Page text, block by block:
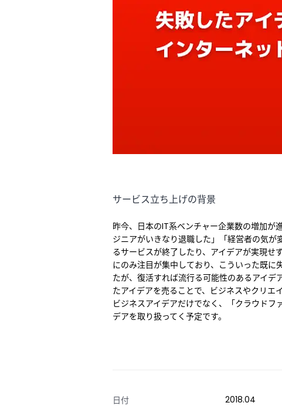
サービス立ち上げの背景
昨今、日本のIT系ベンチャー企業数の増加が
ジニアがいきなり退職した」「経営者の気
るサービスが終了したり、アイデアが実現せ
にのみ注目が集中しており、こういった既
たが、復活すれば流行る可能性のあるアイ
たアイデアを売ることで、ビジネスやクリ
ビジネスアイデアだけでなく、「クラウド
デアを取り扱ってく予定です。
日付 2018.04